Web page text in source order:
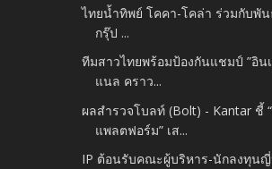
ไทยน้ำทิพย์ โคคา-โคล่า ร่วมกับพั
กรุ๊ป ...
ทีมสาวไทยพร้อมป้องกันแชมป์ ”อิน
แนล คราว...
ผลสำรวจโบลท์ (Bolt) - Kantar ชี้
แพลตฟอร์ม” เส...
IP ต้อนรับคณะผู้บริหาร-นักลงทุนญี่